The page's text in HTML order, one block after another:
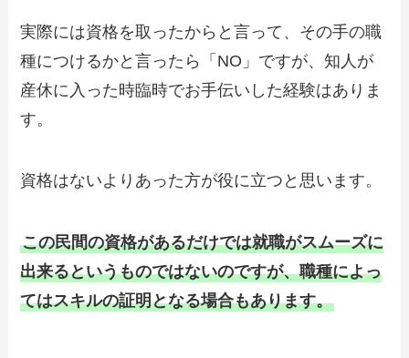
実際には資格を取ったからと言って、その手の職
種につけるかと言ったら「NO」ですが、知人が
産休に入った時臨時でお手伝いした経験はありま
す。
資格はないよりあった方が役に立つと思います。
この民間の資格があるだけでは就職がスムーズに
出来るというものではないのですが、職種によっ
てはスキルの証明となる場合もあります。